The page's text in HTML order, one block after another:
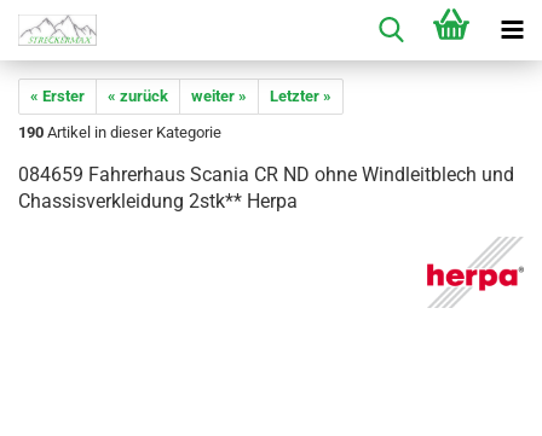
« Erster « zurück weiter »
Letzter »
190 Artikel in dieser Kategorie
084659 Fahrerhaus Scania CR ND ohne Windleitblech und
Chassisverkleidung 2stk** Herpa